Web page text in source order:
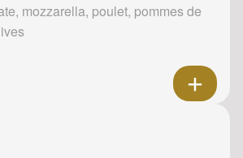
mozzarella, poulet, pommes de